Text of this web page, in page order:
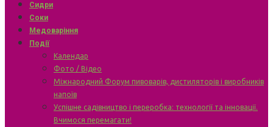
Сидри
Соки
Медоваріння
Події
Календар
Фото / Відео
Міжнародний Форум пивоварів, дистиляторів і виробників
напоїв
Успішне садівництво і переробка: технології та інновації.
Вчимося перемагати!